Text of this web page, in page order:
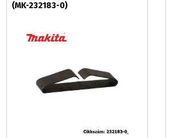
(MK-232183-0)